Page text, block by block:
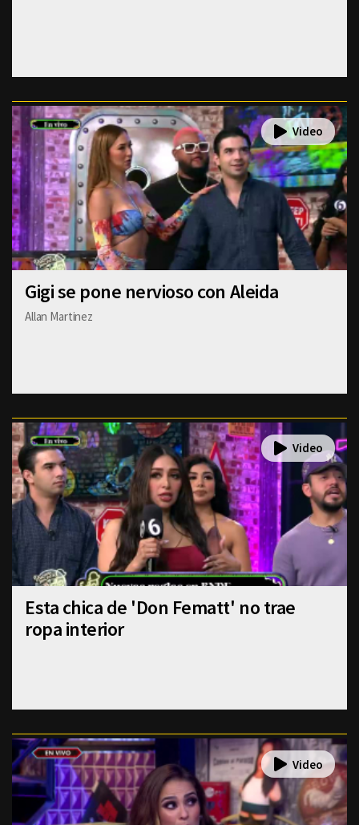
Gigi se pone nervioso con Aleida
Allan Martinez
Esta chica de 'Don Fematt' no trae
ropa interior